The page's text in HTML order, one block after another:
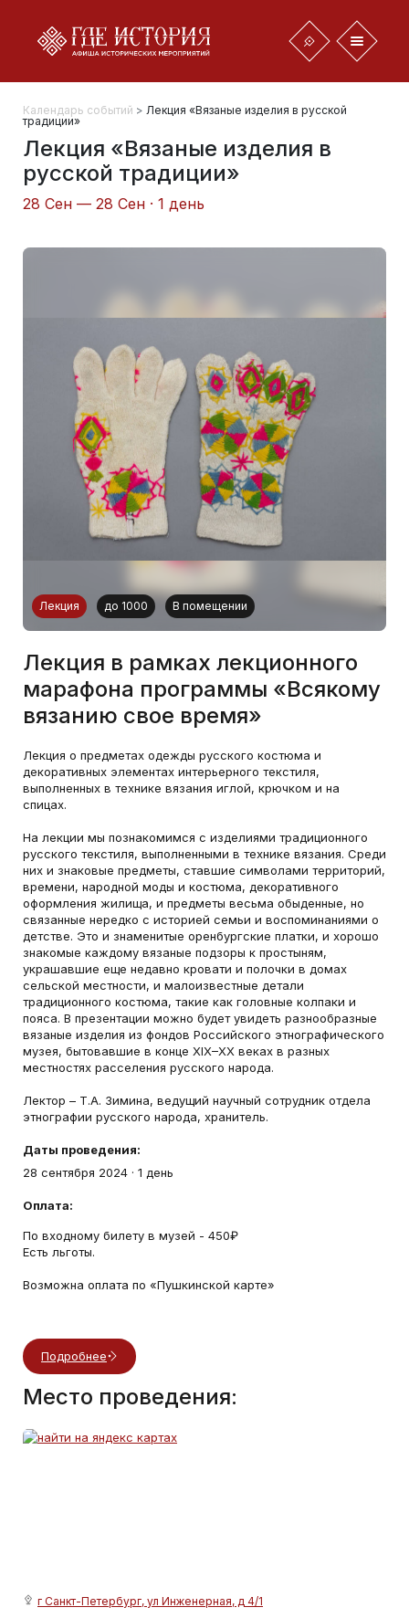
Календарь событий > Лекция «Вязаные изделия в русской
традиции»
Лекция «Вязаные изделия в
русской традиции»
28 Сен — 28 Сен · 1 день
Лекция до 1000 В помещении
Лекция в рамках лекционного
марафона программы «Всякому
вязанию свое время»
Лекция о предметах одежды русского костюма и
декоративных элементах интерьерного текстиля,
выполненных в технике вязания иглой, крючком и на
спицах.
На лекции мы познакомимся с изделиями традиционного
русского текстиля, выполненными в технике вязания. Среди
них и знаковые предметы, ставшие символами территорий,
времени, народной моды и костюма, декоративного
оформления жилища, и предметы весьма обыденные, но
связанные нередко с историей семьи и воспоминаниями о
детстве. Это и знаменитые оренбургские платки, и хорошо
знакомые каждому вязаные подзоры к простыням,
украшавшие еще недавно кровати и полочки в домах
сельской местности, и малоизвестные детали
традиционного костюма, такие как головные колпаки и
пояса. В презентации можно будет увидеть разнообразные
вязаные изделия из фондов Российского этнографического
музея, бытовавшие в конце XIX–ХХ веках в разных
местностях расселения русского народа.
Лектор – Т.А. Зимина, ведущий научный сотрудник отдела
этнографии русского народа, хранитель.
Даты проведения:
28 сентября 2024 · 1 день
Оплата:
По входному билету в музей - 450₽
Есть льготы.
Возможна оплата по «Пушкинской карте»
Подробнее
Место проведения:
г Санкт-Петербург, ул Инженерная, д 4/1